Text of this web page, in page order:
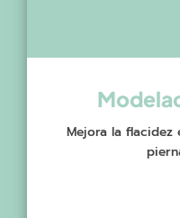
Mejora la flacidez